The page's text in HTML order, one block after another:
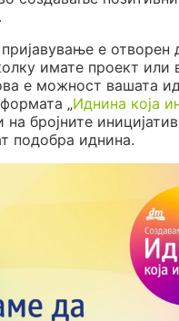
е отворен
имате проект или
е можност вашата
„Иднина која
на бројните
подобра иднина.